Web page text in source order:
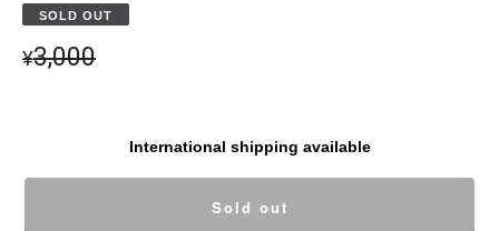
SOLD OUT
¥3,000
International shipping available
Sold out